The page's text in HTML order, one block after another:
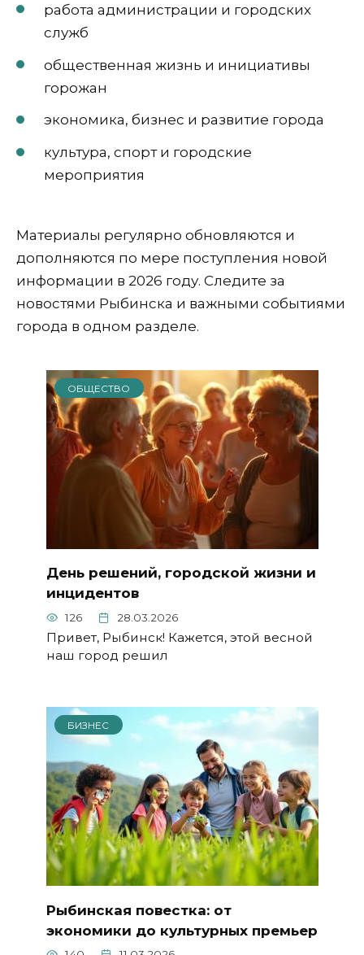
работа администрации и городских
служб
общественная жизнь и инициативы
горожан
экономика, бизнес и развитие города
культура, спорт и городские
мероприятия
Материалы регулярно обновляются и
дополняются по мере поступления новой
информации в 2026 году. Следите за
новостями Рыбинска и важными событиями
города в одном разделе.
ОБЩЕСТВО
День решений, городской жизни и
инцидентов
126 28.03.2026
Привет, Рыбинск! Кажется, этой весной
наш город решил
БИЗНЕС
Рыбинская повестка: от
экономики до культурных премьер